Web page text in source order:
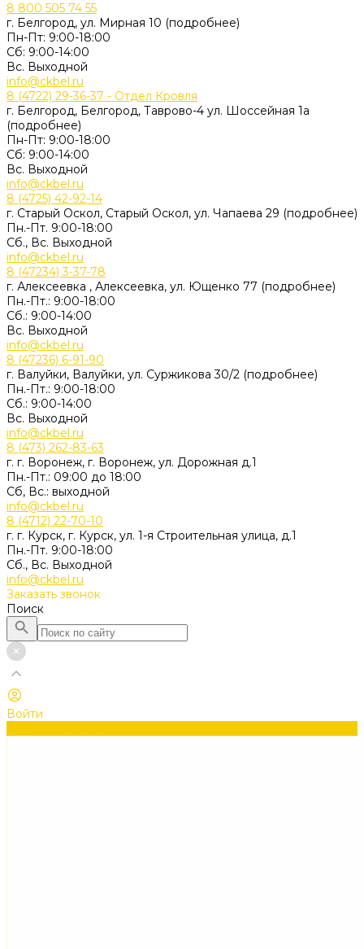
8 800 505 74 55
г. Белгород, ул. Мирная 10 (подробнее)
Пн-Пт: 9:00-18:00
Cб: 9:00-14:00
Вс. Выходной
info@ckbel.ru
8 (4722) 29-36-37 - Отдел Кровля
г. Белгород, Белгород, Таврово-4 ул. Шоссейная 1а
(подробнее)
Пн-Пт: 9:00-18:00
Cб: 9:00-14:00
Вс. Выходной
info@ckbel.ru
8 (4725) 42-92-14
г. Старый Оскол, Старый Оскол, ул. Чапаева 29 (подробнее)
Пн.-Пт. 9:00-18:00
Сб., Вс. Выходной
info@ckbel.ru
8 (47234) 3-37-78
г. Алексеевка , Алексеевка, ул. Ющенко 77 (подробнее)
Пн.-Пт.: 9:00-18:00
Сб.: 9:00-14:00
Вс. Выходной
info@ckbel.ru
8 (47236) 6-91-90
г. Валуйки, Валуйки, ул. Суржикова 30/2 (подробнее)
Пн.-Пт.: 9:00-18:00
Сб.: 9:00-14:00
Вс. Выходной
info@ckbel.ru
8 (473) 262-83-63
г. г. Воронеж, г. Воронеж, ул. Дорожная д.1
Пн.-Пт.: 09:00 до 18:00
Сб, Вс.: выходной
info@ckbel.ru
8 (4712) 22-70-10
г. г. Курск, г. Курск, ул. 1-я Строительная улица, д.1
Пн.-Пт. 9:00-18:00
Сб., Вс. Выходной
info@ckbel.ru
Заказать звонок
Поиск
Войти